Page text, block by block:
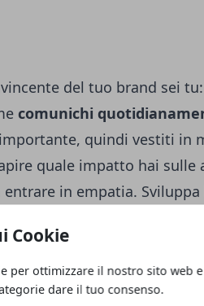
Cookie
per ottimizzare il nostro sito web
dare il tuo consenso.
del tuo brand sei tu:
comunichi
quindi vestiti in
quale impatto hai sulle
in empatia. Sviluppa
conoscenza per
in modo chiaro ma con
di prestare